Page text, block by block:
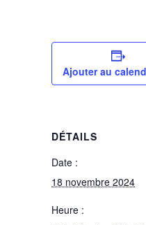
Ajouter au
DÉTAILS
Date :
18 novembre 2024
Heure :